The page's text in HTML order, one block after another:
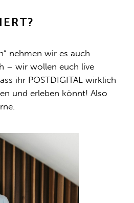
nehmen wir es auch
– wir wollen euch live
ihr POSTDIGITAL wirklich
und erleben könnt! Also